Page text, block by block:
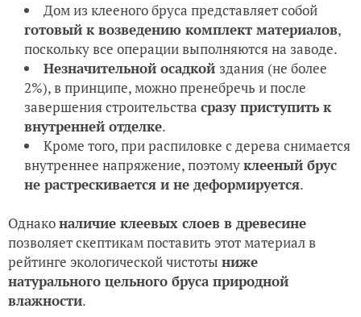
Дом из клееного бруса представляет собой
готовый к возведению комплект материалов,
поскольку все операции выполняются на заводе.
Незначительной осадкой здания (не более
2%), в принципе, можно пренебречь и после
завершения строительства сразу приступить к
внутренней отделке.
Кроме того, при распиловке с дерева снимается
внутреннее напряжение, поэтомуклееный брус
не растрескивается и не деформируется.
Однаконаличие клеевых слоев в древесине
позволяет скептикам поставить этот материал в
рейтинге экологической чистоты ниже
натурального цельного бруса природной
влажности.